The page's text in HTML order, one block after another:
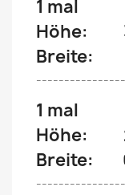
1 mal
Höhe:
Breite:
1 mal
Höhe:
Breite: